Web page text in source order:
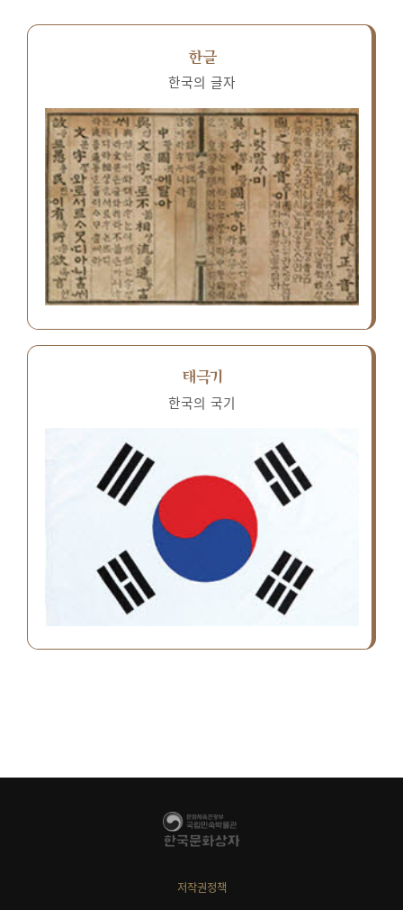
한글
한국의 글자
태극기
한국의 국기
저작권정책